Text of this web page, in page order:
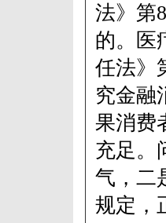
法》第
的。医
任法》
究金融
果消费
充足。
气，二
规定，